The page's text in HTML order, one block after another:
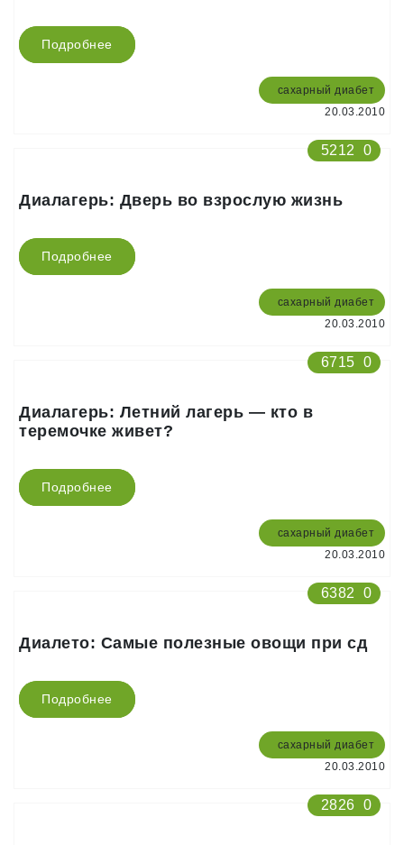
Подробнее
сахарный диабет
20.03.2010
5212 0
Диалагерь: Дверь во взрослую жизнь
Подробнее
сахарный диабет
20.03.2010
6715 0
Диалагерь: Летний лагерь — кто в
теремочке живет?
Подробнее
сахарный диабет
20.03.2010
6382 0
Диалето: Самые полезные овощи при сд
Подробнее
сахарный диабет
20.03.2010
2826 0